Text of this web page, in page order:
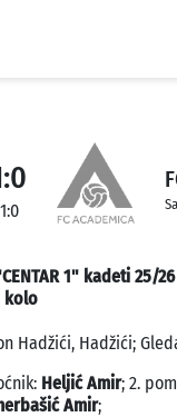
1:0
1" kadeti 25/26
kolo
Hadžići, Hadžići;
Heljić Amir; 2.
Amir;